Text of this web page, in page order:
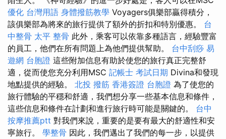
優化 台灣用語 身體撥筋教學 Voyagers俱樂部贏得積分，
該俱樂部為將來的旅行提供了額外的折扣和特別優惠。 台
中整骨 太平 整骨 此外，乘客可以依靠多種語言，經驗豐富
的員工，他們在所有問題上為他們提供幫助。 台中刮痧 易
遊網 台胞證 這些附加信息有助於使您的旅行真正完整舒
適，從而使您充分利用MSC 記帳士 考試日期 Divina和發現
地點提供的經驗。 北投 撥筋 香港簽證 台胞證 為了使您的
旅行體驗的平穩和舒適，我們想分享一些基本信息和條件，
這些信息和條件在計劃和進行旅行時可能是關鍵的。 台中
按摩推薦ptt 對我們來說，重要的是要有最大的舒適性和安
寧旅行。 學整骨 因此，我們邁出了我們的每一步，以提供